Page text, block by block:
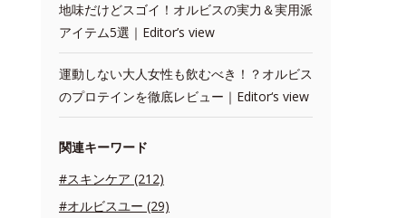
地味だけどスゴイ！オルビスの実力＆実用派
アイテム5選｜Editor’s view
運動しない大人女性も飲むべき！？オルビス
のプロテインを徹底レビュー｜Editor‘s view
関連キーワード
#スキンケア (212)
#オルビスユー (29)